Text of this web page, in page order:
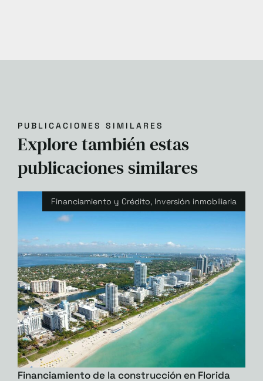
PUBLICACIONES SIMILARES
Explore también estas
publicaciones similares
Financiamiento y Crédito, Inversión inmobiliaria
Financiamiento de la construcción en Florida